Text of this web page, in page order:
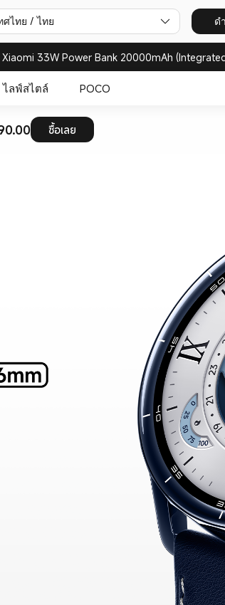
ศไทย / ไทย ด
33W Power Bank 20000mAh
ไลฟ์สไตล์ POCO
ซื้อเลย